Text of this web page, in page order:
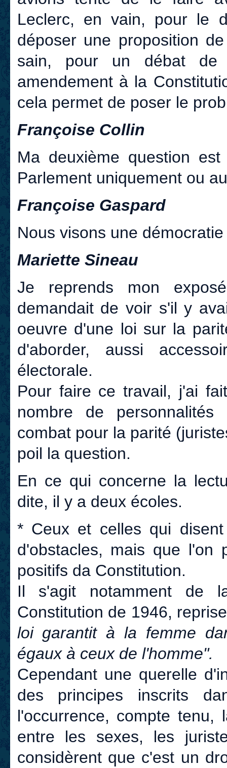
Leclerc, en vain, pour le
déposer une proposition
sain, pour un débat de
amendement à la
cela permet de poser le
Françoise Collin
Ma deuxième question
Parlement uniquement ou
Françoise Gaspard
Nous visons une
Mariette Sineau
Je reprends mon
demandait de voir s'il y
oeuvre d'une loi sur la
d'aborder, aussi
électorale.
Pour faire ce travail, j'ai
nombre de
combat pour la parité
poil la question.
En ce qui concerne la
dite, il y a deux écoles.
* Ceux et celles qui
d'obstacles, mais que l'on
positifs da Constitution.
Il s'agit notamment de
Constitution de 1946,
loi garantit à la femme
égaux à ceux de l'homme".
Cependant une querelle
des principes inscrits
l'occurrence, compte
entre les sexes, les
considèrent que c'est un